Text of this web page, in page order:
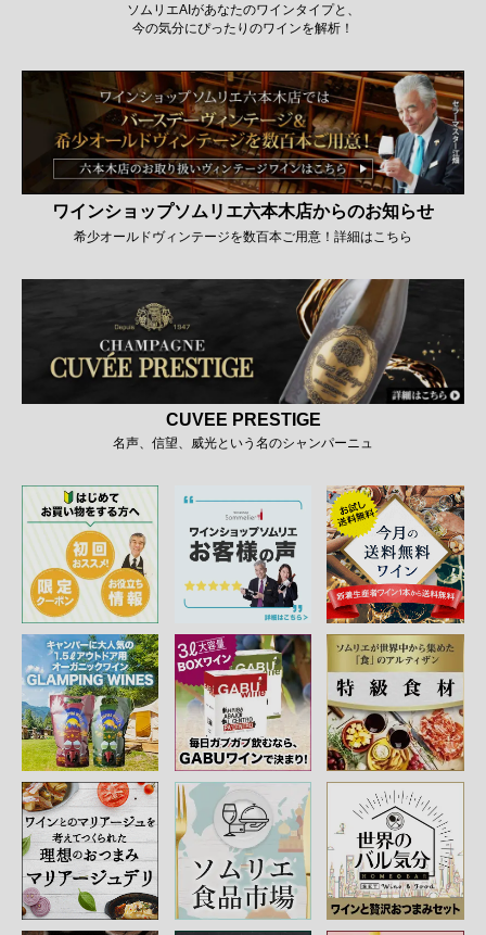
ソムリエAIがあなたのワインタイプと、
今の気分にぴったりのワインを解析！
ワインショップソムリエ六本木店からのお知らせ
希少オールドヴィンテージを数百本ご用意！詳細はこちら
CUVEE PRESTIGE
名声、信望、威光という名のシャンパーニュ